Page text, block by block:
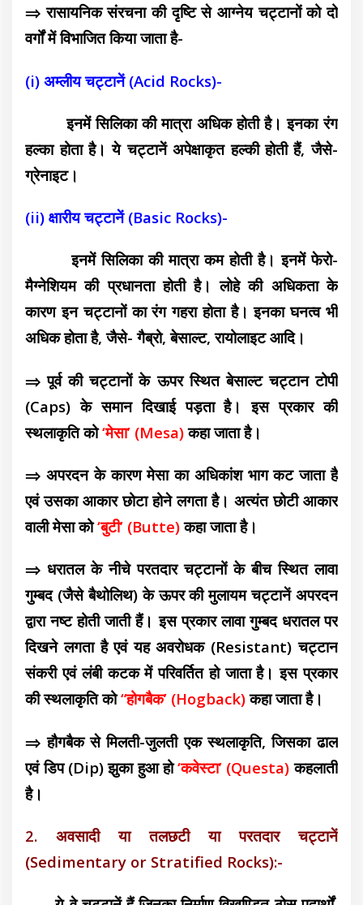
⇒ रासायनिक संरचना की दृष्टि से आग्नेय चट्टानों को दो
वर्गों में विभाजित किया जाता है-
(i) अम्लीय चट्टानें (Acid Rocks)-
इनमें सिलिका की मात्रा अधिक होती है। इनका रंग
हल्का होता है। ये चट्टानें अपेक्षाकृत हल्की होती हैं, जैसे-
ग्रेनाइट।
(ii) क्षारीय चट्टानें (Basic Rocks)-
इनमें सिलिका की मात्रा कम होती है। इनमें फेरो-
मैग्नेशियम की प्रधानता होती है। लोहे की अधिकता के
कारण इन चट्टानों का रंग गहरा होता है। इनका घनत्व भी
अधिक होता है, जैसे- गैब्रो, बेसाल्ट, रायोलाइट आदि।
⇒ पूर्व की चट्टानों के ऊपर स्थित बेसाल्ट चट्टान टोपी
(Caps) के समान दिखाई पड़ता है। इस प्रकार की
स्थलाकृति को‘मेसा’ (Mesa)कहा जाता है।
⇒ अपरदन के कारण मेसा का अधिकांश भाग कट जाता है
एवं उसका आकार छोटा होने लगता है। अत्यंत छोटी आकार
वाली मेसा को‘बुटी’ (Butte)कहा जाता है।
⇒ धरातल के नीचे परतदार चट्टानों के बीच स्थित लावा
गुम्बद (जैसे बैथोलिथ) के ऊपर की मुलायम चट्टानें अपरदन
द्वारा नष्ट होती जाती हैं। इस प्रकार लावा गुम्बद धरातल पर
दिखने लगता है एवं यह अवरोधक (Resistant) चट्टान
संकरी एवं लंबी कटक में परिवर्तित हो जाता है। इस प्रकार
की स्थलाकृति को“होगबैक’ (Hogback)कहा जाता है।
⇒ हौगबैक से मिलती-जुलती एक स्थलाकृति, जिसका ढाल
एवं डिप (Dip) झुका हुआ हो‘कवेस्टा’ (Questa) कहलाती
है।
2. अवसादी या तलछटी या परतदार चट्टानें
(Sedimentary or Stratified Rocks):-